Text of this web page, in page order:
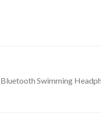
Swimming